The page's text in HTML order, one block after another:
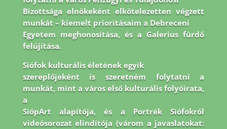
Bizottsága elnökeként elkötelezetten végzett
munkát – kiemelt prioritásaim a Debreceni
Egyetem meghonosítása, és a Galerius fürdő
felújítása.
Siófok kulturális életének egyik
szereplőjeként is szeretném folytatni a
munkát, mint a város első kulturális folyóirata,
a
SiópArt alapítója, és a Portrék Siófokról
videósorozat elindítója (várom a javaslatokat: